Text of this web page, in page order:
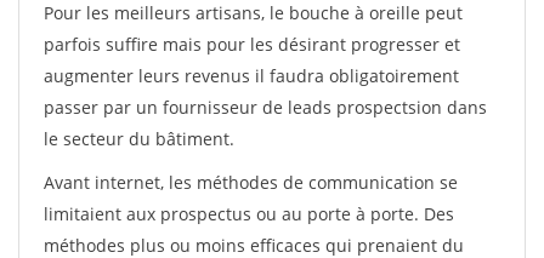
Pour les meilleurs artisans, le bouche à oreille peut
parfois suffire mais pour les désirant progresser et
augmenter leurs revenus il faudra obligatoirement
passer par un fournisseur de leads prospectsion dans
le secteur du bâtiment.
Avant internet, les méthodes de communication se
limitaient aux prospectus ou au porte à porte. Des
méthodes plus ou moins efficaces qui prenaient du